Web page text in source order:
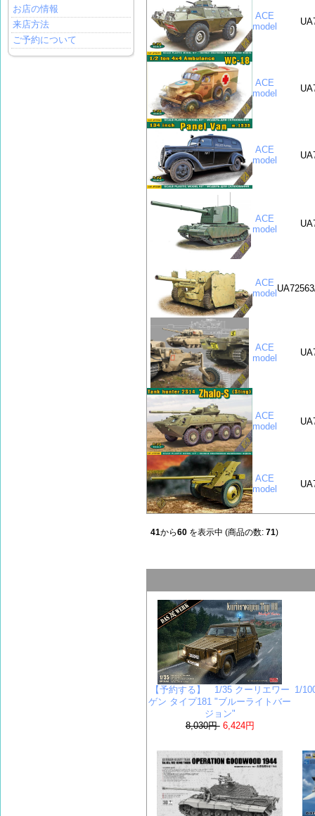
お店の情報
来店方法
ご予約について
ACE
model
ACE
model
ACE
model
ACE
model
ACE
model
ACE
model
ACE
model
ACE
model
41から60を表示中 (商品の数: 71)
【予約する】 1/35 クーリエワー
ゲン タイプ181 "ブルーライトバー
ジョン"
8,030円 6,424円
1/